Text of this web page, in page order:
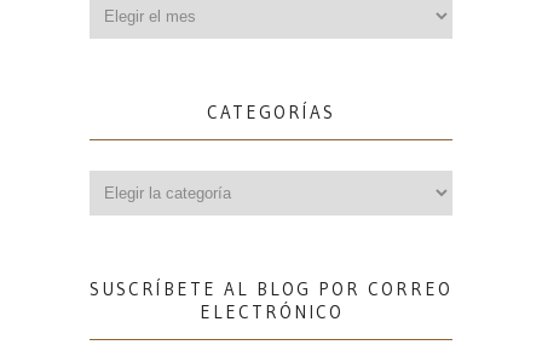
CATEGORÍAS
SUSCRÍBETE AL BLOG POR CORREO
ELECTRÓNICO